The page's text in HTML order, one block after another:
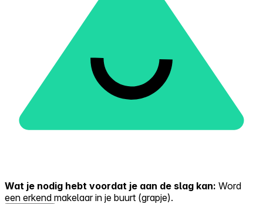
Wat je nodig hebt voordat je aan de slag kan: Word
een erkend makelaar in je buurt (grapje).